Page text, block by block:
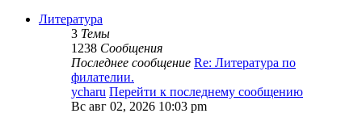
Литература
3 Темы
1238 Сообщения
Последнее сообщение Re: Литература по
филателии.
ycharu Перейти к последнему сообщению
Вс авг 02, 2026 10:03 pm